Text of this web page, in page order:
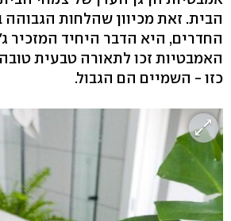
הבית. זאת מכיוון שהלחות
החדרים, היא הדבר היחיד המזכיר
האמבטיות זכו לתאורה טבעית
כזו - השמיים הם הגבול.